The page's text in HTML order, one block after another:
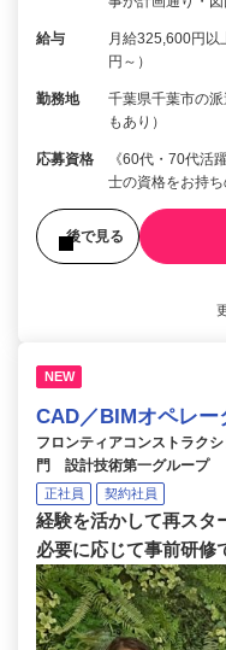
給与
月給325,600円
円～）
勤務地
千葉県千葉市の
もあり）
応募資格
《60代・70代活
士の資格をお持
後で見る
NEW
CAD／BIMオペレー
フロンティアコンストラク
門 設計技術第一グループ
正社員 契約社員
経験を活かして再スタ
必要に応じて事前研修